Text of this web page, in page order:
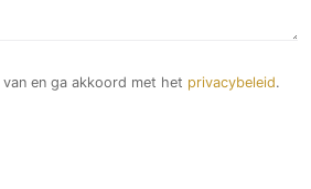
en ga akkoord met het privacybeleid.